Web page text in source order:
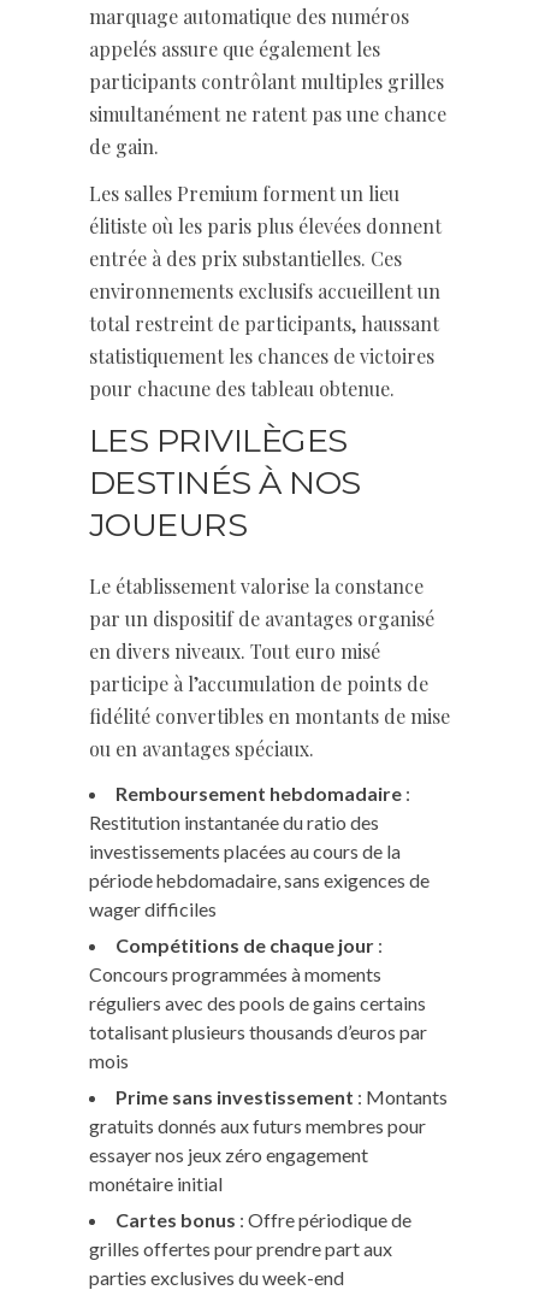
marquage automatique des numéros
appelés assure que également les
participants contrôlant multiples grilles
simultanément ne ratent pas une chance
de gain.
Les salles Premium forment un lieu
élitiste où les paris plus élevées donnent
entrée à des prix substantielles. Ces
environnements exclusifs accueillent un
total restreint de participants, haussant
statistiquement les chances de victoires
pour chacune des tableau obtenue.
LES PRIVILÈGES
DESTINÉS À NOS
JOUEURS
Le établissement valorise la constance
par un dispositif de avantages organisé
en divers niveaux. Tout euro misé
participe à l’accumulation de points de
fidélité convertibles en montants de mise
ou en avantages spéciaux.
Remboursement hebdomadaire :
Restitution instantanée du ratio des
investissements placées au cours de la
période hebdomadaire, sans exigences de
wager difficiles
Compétitions de chaque jour :
Concours programmées à moments
réguliers avec des pools de gains certains
totalisant plusieurs thousands d’euros par
mois
Prime sans investissement : Montants
gratuits donnés aux futurs membres pour
essayer nos jeux zéro engagement
monétaire initial
Cartes bonus : Offre périodique de
grilles offertes pour prendre part aux
parties exclusives du week-end